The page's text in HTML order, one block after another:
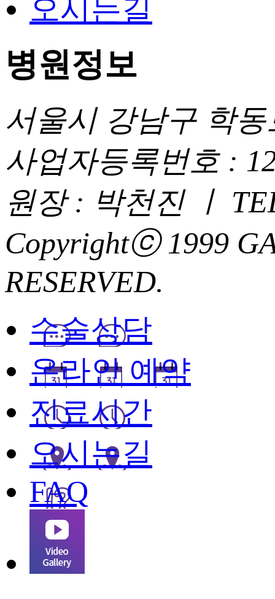
오시는길
병원정보
서울시 강남구 학
사업자등록번호 :
원장 : 박천진 ㅣ
Copyrightⓒ 1999
RESERVED.
수술상담
온라인 예약
진료시간
오시는길
FAQ